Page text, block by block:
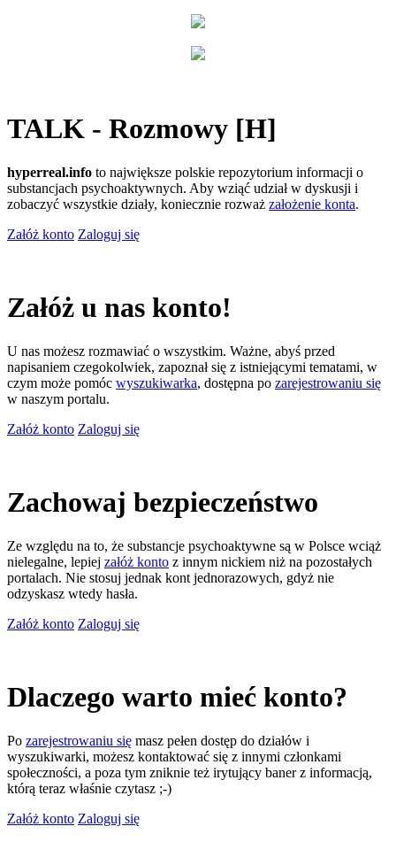
TALK - Rozmowy [H]
hyperreal.info to największe polskie repozytorium informacji o
substancjach psychoaktywnych. Aby wziąć udział w dyskusji i
zobaczyć wszystkie działy, koniecznie rozważ założenie konta.
Załóż konto Zaloguj się
Załóż u nas konto!
U nas możesz rozmawiać o wszystkim. Ważne, abyś przed
napisaniem czegokolwiek, zapoznał się z istniejącymi tematami, w
czym może pomóc wyszukiwarka, dostępna po zarejestrowaniu się
w naszym portalu.
Załóż konto Zaloguj się
Zachowaj bezpieczeństwo
Ze względu na to, że substancje psychoaktywne są w Polsce wciąż
nielegalne, lepiej załóż konto z innym nickiem niż na pozostałych
portalach. Nie stosuj jednak kont jednorazowych, gdyż nie
odzyskasz wtedy hasła.
Załóż konto Zaloguj się
Dlaczego warto mieć konto?
Po zarejestrowaniu się masz pełen dostęp do działów i
wyszukiwarki, możesz kontaktować się z innymi członkami
społeczności, a poza tym zniknie też irytujący baner z informacją,
którą teraz właśnie czytasz ;-)
Załóż konto Zaloguj się